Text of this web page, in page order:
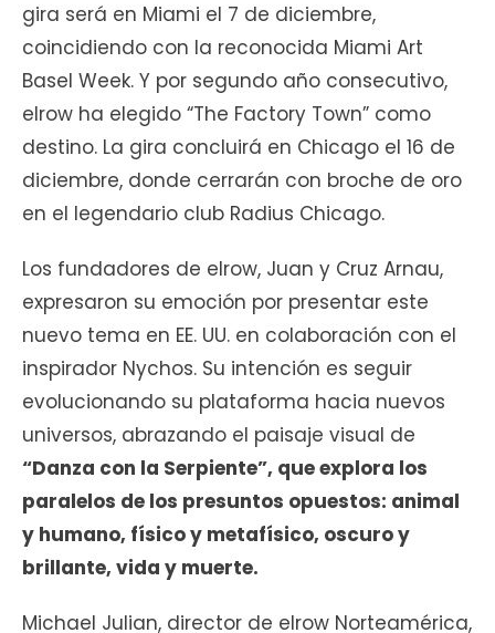
gira será en Miami el 7 de diciembre,
coincidiendo con la reconocida Miami Art
Basel Week. Y por segundo año consecutivo,
elrow ha elegido “The Factory Town” como
destino. La gira concluirá en Chicago el 16 de
diciembre, donde cerrarán con broche de oro
en el legendario club Radius Chicago.
Los fundadores de elrow, Juan y Cruz Arnau,
expresaron su emoción por presentar este
nuevo tema en EE. UU. en colaboración con el
inspirador Nychos. Su intención es seguir
evolucionando su plataforma hacia nuevos
universos, abrazando el paisaje visual de
“Danza con la Serpiente”, que explora los
paralelos de los presuntos opuestos: animal
y humano, físico y metafísico, oscuro y
brillante, vida y muerte.
Michael Julian, director de elrow Norteamérica,